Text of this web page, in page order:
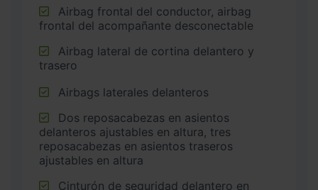
frontal del acompañante desconectable
trasero
Airbags laterales delanteros
delanteros ajustables en altura, tres
reposacabezas en asientos traseros
ajustables en altura